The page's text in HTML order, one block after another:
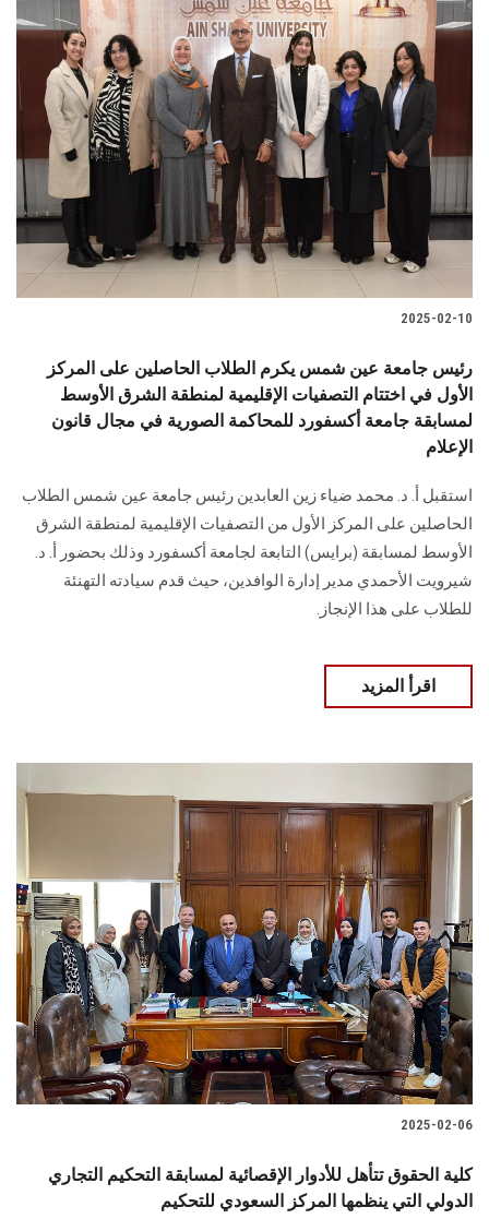
2025-02-10
رئيس جامعة عين شمس يكرم الطلاب الحاصلين على المركز
الأول في اختتام التصفيات الإقليمية لمنطقة الشرق الأوسط
لمسابقة جامعة أكسفورد للمحاكمة الصورية في مجال قانون
الإعلام
استقبل أ. د. محمد ضياء زين العابدين رئيس جامعة عين شمس الطلاب
الحاصلين على المركز الأول من التصفيات الإقليمية لمنطقة الشرق
الأوسط لمسابقة (برايس) التابعة لجامعة أكسفورد وذلك بحضور أ. د.
شيرويت الأحمدي مدير إدارة الوافدين، حيث قدم سيادته التهنئة
للطلاب على هذا الإنجاز.
اقرأ المزيد
2025-02-06
كلية الحقوق تتأهل للأدوار الإقصائية لمسابقة التحكيم التجاري
الدولي التي ينظمها المركز السعودي للتحكيم